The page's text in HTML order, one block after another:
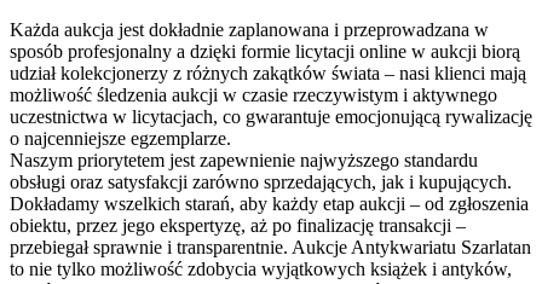
Każda aukcja jest dokładnie zaplanowana i przeprowadzana w
sposób profesjonalny a dzięki formie licytacji online w aukcji biorą
udział kolekcjonerzy z różnych zakątków świata – nasi klienci mają
możliwość śledzenia aukcji w czasie rzeczywistym i aktywnego
uczestnictwa w licytacjach, co gwarantuje emocjonującą rywalizację
o najcenniejsze egzemplarze.
Naszym priorytetem jest zapewnienie najwyższego standardu
obsługi oraz satysfakcji zarówno sprzedających, jak i kupujących.
Dokładamy wszelkich starań, aby każdy etap aukcji – od zgłoszenia
obiektu, przez jego ekspertyzę, aż po finalizację transakcji –
przebiegał sprawnie i transparentnie. Aukcje Antykwariatu Szarlatan
to nie tylko możliwość zdobycia wyjątkowych książek i antyków,